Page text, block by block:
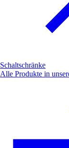
Schaltschränke
Alle Produkte in